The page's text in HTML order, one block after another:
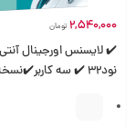
2,540,000 تومان
✔️ لایسنس اورجینال